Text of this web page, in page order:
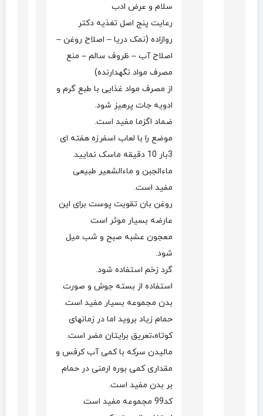
سلام و عرض ادب
رعایت پنج اصل تغذیه دکتر
روازاده (نمک دریا – اصلاح روغن –
اصلاح آب – ظروف سالم – منع
مصرف مواد نگهدارنده)
از مصرف مواد غذایی با طبع گرم و
ادویه جات پرهیز شود.
ضماد اگزما مفید است.
موضع را با لعاب اسفرزه هفته ای
3بار 10 دقیقه ماسک نمایید.
ماءالجبن و ماءالشعیر طبیعی
مفید است.
روغن بان تقویت پوست برای این
عارضه بسیار موثر است
معجون عشبه صبح و شب میل
شود.
گرد زخم استفاده شود.
استفاده از بسته جوش و صورت
بدن مجموعه بسیار مفید است.
حمام زیاد بروید اما در زمانهای
کوتاه،تعریق برایتان مضر است.
مالیدن سرکه با کمی آب کرفس و
مقداری کمی بوره ارمنی در حمام
بر بدن مفید است.
کد99 مجموعه مفید است